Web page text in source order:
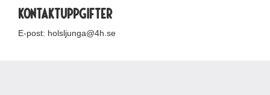
Kontaktuppgifter
E-post: holsljunga@4h.se